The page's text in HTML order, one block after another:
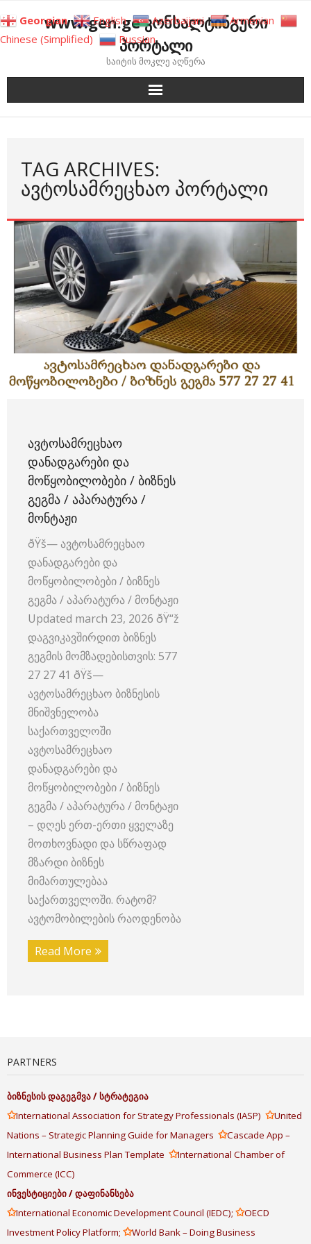
to
content
www.gen.ge კონსალტინგური
პორტალი
საიტის მოკლე აღწერა
TAG ARCHIVES:
ᲐᲕᲢᲝᲡᲐᲛᲠᲔᲪᲮᲐᲝ ᲞᲝᲠᲢᲐᲚᲘ
ᲐᲕᲢᲝᲡᲐᲛᲠᲔᲪᲮᲐᲝ
ᲓᲐᲜᲐᲓᲒᲐᲠᲔᲑᲘ ᲓᲐ
ᲛᲝᲬᲧᲝᲑᲘᲚᲝᲑᲔᲑᲘ / ᲑᲘᲖᲜᲔᲡ
ᲒᲔᲒᲛᲐ / ᲐᲞᲐᲠᲐᲢᲣᲠᲐ /
ᲛᲝᲜᲢᲐᲟᲘ
ðŸš— ავტოსამრეცხაო
დანადგარები და
მოწყობილობები / ბიზნეს
გეგმა / აპარატურა / მონტაჟი
Updated march 23, 2026 ðŸ“ž
დაგვიკავშირდით ბიზნეს
გეგმის მომზადებისთვის: 577
27 27 41 ðŸš—
ავტოსამრეცხაო ბიზნესის
მნიშვნელობა
საქართველოში
ავტოსამრეცხაო
დანადგარები და
მოწყობილობები / ბიზნეს
გეგმა / აპარატურა / მონტაჟი
– დღეს ერთ-ერთი ყველაზე
მოთხოვნადი და სწრაფად
მზარდი ბიზნეს
მიმართულებაა
საქართველოში. რატომ?
ავტომობილების რაოდენობა
Read More
PARTNERS
ბიზნესისდაგეგმვა/სტრატეგია
✩International Association for Strategy Professionals (IASP) ✩United
Nations – Strategic Planning Guide for Managers ✩Cascade App –
International Business Plan Template ✩International Chamber of
Commerce (ICC)
ინვესტიციები/დაფინანსება
✩International Economic Development Council (IEDC); ✩OECD
Investment Policy Platform; ✩World Bank – Doing Business
Georgian English Azerbaijani
Armenian
Chinese (Simplified)
Russian